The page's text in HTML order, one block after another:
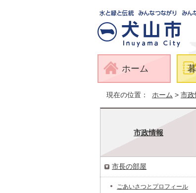
ホーム
現在の位置： ホーム > 市政
市政情報
市長の部屋
ごあいさつとプロフィール